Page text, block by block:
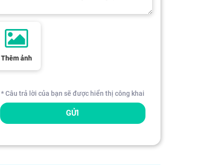
Thêm ảnh
* Câu trả lời của bạn sẽ được hiển thị công khai
GỬI